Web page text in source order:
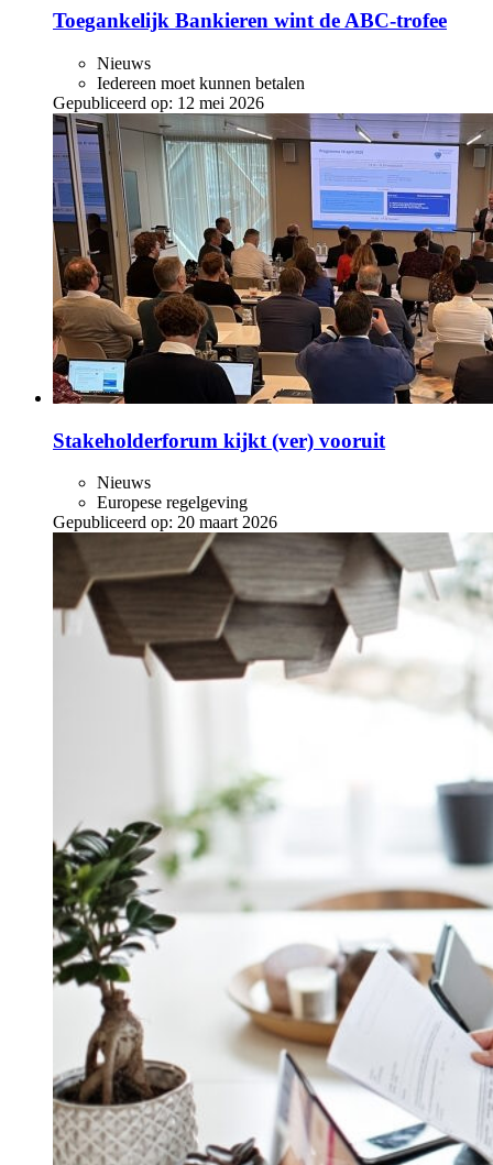
Toegankelijk Bankieren wint de ABC‑trofee
Nieuws
Iedereen moet kunnen betalen
Gepubliceerd op: 12 mei 2026
Stakeholderforum kijkt (ver) vooruit
Nieuws
Europese regelgeving
Gepubliceerd op: 20 maart 2026